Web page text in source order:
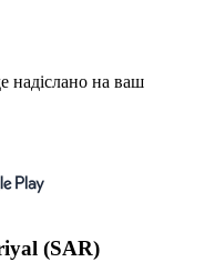
надіслано на ваш
(SAR)